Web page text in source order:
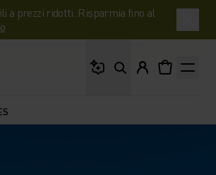
a prezzi ridotti. Risparmia fino al